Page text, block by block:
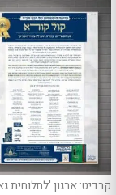
קרדיט: ארגון 'לחלוחית